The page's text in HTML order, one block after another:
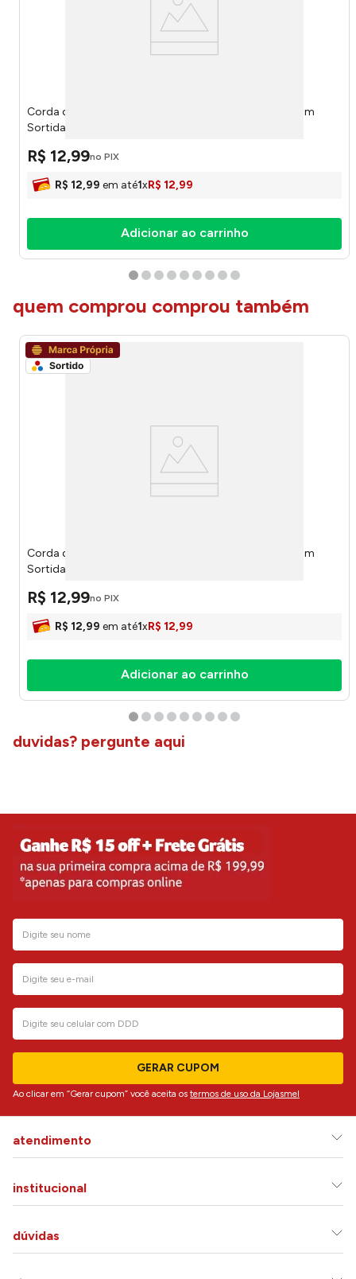
Corda de Pular Plástico PVC Ferro EVA Espessura 4,3mm
Sortida 296x3x3cm LM4206 - honeyhome
R$ 12,99no PIX
R$ 12,99 em até1xR$ 12,99
Adicionar ao carrinho
quem comprou comprou também
Corda de Pular Plástico PVC Ferro EVA Espessura 4,3mm
Sortida 296x3x3cm LM4206 - honeyhome
R$ 12,99no PIX
R$ 12,99 em até1xR$ 12,99
Adicionar ao carrinho
duvidas? pergunte aqui
GERAR CUPOM
Ao clicar em “Gerar cupom” você aceita os termos de uso da Lojasmel
atendimento
institucional
dúvidas